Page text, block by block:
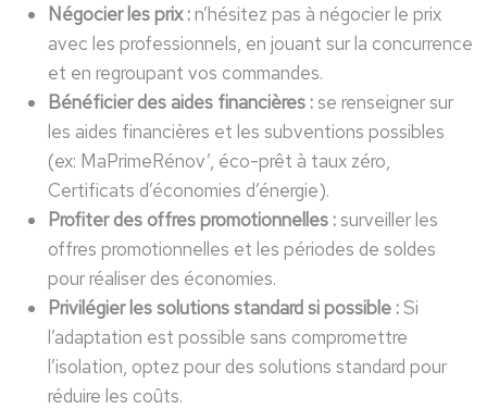
Négocier les prix :n’hésitez pas à négocier le prix
avec les professionnels, en jouant sur la concurrence
et en regroupant vos commandes.
Bénéficier des aides financières :se renseigner sur
les aides financières et les subventions possibles
(ex: MaPrimeRénov’, éco-prêt à taux zéro,
Certificats d’économies d’énergie).
Profiter des offres promotionnelles :surveiller les
offres promotionnelles et les périodes de soldes
pour réaliser des économies.
Privilégier les solutions standard si possible :Si
l’adaptation est possible sans compromettre
l’isolation, optez pour des solutions standard pour
réduire les coûts.